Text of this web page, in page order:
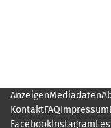
AnzeigenMediadaten
KontaktFAQImpressum
FacebookInstagram